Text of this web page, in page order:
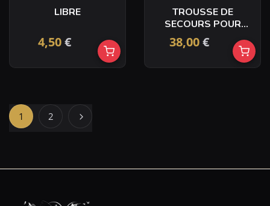
LIBRE
4,50€
TROUSSE DE
SECOURS POUR
ANIMAUX
38,00€
1 2